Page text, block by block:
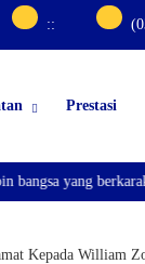
::
Prestasi
yang berkarakter,
Kepada William